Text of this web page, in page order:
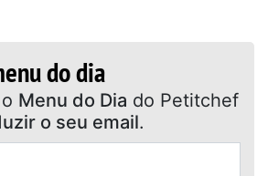
do dia
Para receber o Menu do Dia do Petitchef
o seu email.